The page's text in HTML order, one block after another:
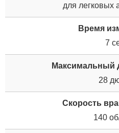
для легковых
Время
7
Максимальный
28
Скорость
140